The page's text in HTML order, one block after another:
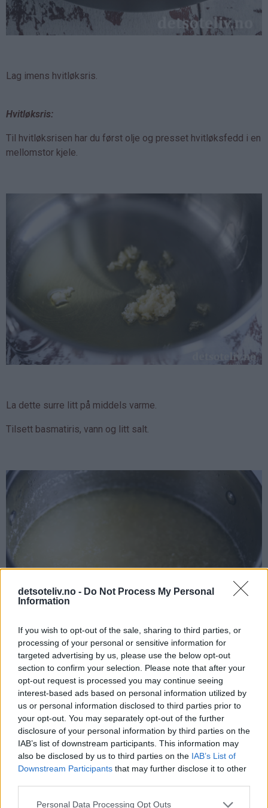
detsoteliv.no - Do Not Process My Personal
Information
If you wish to opt-out of the sale, sharing to third parties, or
processing of your personal or sensitive information for
targeted advertising by us, please use the below opt-out
section to confirm your selection. Please note that after your
opt-out request is processed you may continue seeing
interest-based ads based on personal information utilized by
us or personal information disclosed to third parties prior to
your opt-out. You may separately opt-out of the further
disclosure of your personal information by third parties on the
IAB’s list of downstream participants. This information may
also be disclosed by us to third parties on the IAB’s List of
Downstream Participants that may further disclose it to other
Personal Data Processing Opt Outs
Lag imens hvitløksris.
Hvitløksris:
Til hvitløksrisen har du først olje og presset hvitløksfedd i en
mellomstor kjele.
La dette surre litt på middels varme.
Tilsett basmatiris, vann og litt salt.
Kok opp og la risen deretter småkoke under lokk i 10
minutter. Ta kjelen av platen og la risen trekke under lokk i ca.
10 minutter til. Sjekk at risen er myk og ferdigkokt, ellers lar
du den stå og trekke under lokk i noen minutter til. Smak til
om risen trenger litt mer salt.